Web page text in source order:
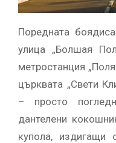
Поредната
улица „Болшая
метростанция
църквата „Свети
– просто
дантелени
купола, издигащи